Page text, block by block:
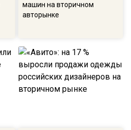
машин на вторичном
авторынке